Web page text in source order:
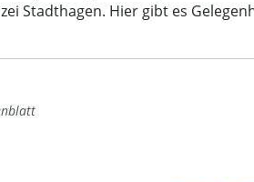
Stadthagen. Hier gibt es